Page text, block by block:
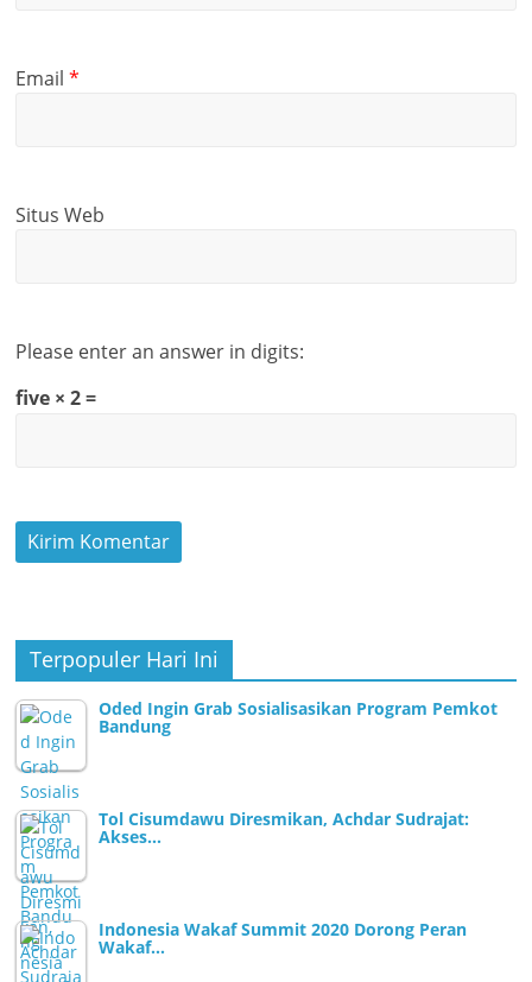
Email*
Situs Web
Please enter an answer in digits:
five × 2 =
Terpopuler Hari Ini
Oded Ingin Grab Sosialisasikan Program Pemkot
Bandung
Tol Cisumdawu Diresmikan, Achdar Sudrajat:
Akses…
Indonesia Wakaf Summit 2020 Dorong Peran
Wakaf…